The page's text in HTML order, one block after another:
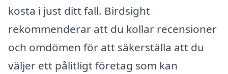
kosta i just ditt fall. Birdsight
rekommenderar att du kollar recensioner
och omdömen för att säkerställa att du
väljer ett pålitligt företag som kan